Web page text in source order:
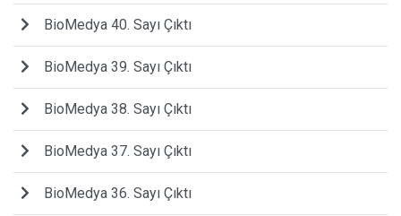
BioMedya 40. Sayı Çıktı
BioMedya 39. Sayı Çıktı
BioMedya 38. Sayı Çıktı
BioMedya 37. Sayı Çıktı
BioMedya 36. Sayı Çıktı